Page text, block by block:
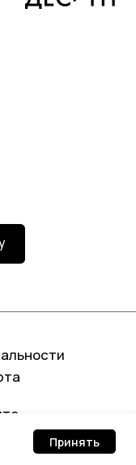
Принять